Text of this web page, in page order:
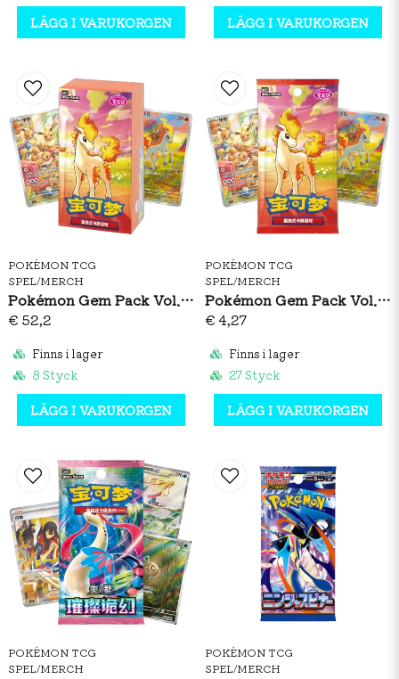
LÄGG I VARUKORGEN LÄGG I VARUKORGEN
POKÉMON TCG
SPEL/MERCH
Pokémon Gem Pack Vol. 4 Booster Box (S-CH)
€ 52,2
Finns i lager
8 Styck
LÄGG I VARUKORGEN
POKÉMON TCG
SPEL/MERCH
Pokémon Gem Pack Vol. 4 Booster Pack (S-CH)
€ 4,27
Finns i lager
27 Styck
LÄGG I VARUKORGEN
POKÉMON TCG
SPEL/MERCH
POKÉMON TCG
SPEL/MERCH
Alla kort har högt färgdjup och finish –
premiumkänsla för varje drag